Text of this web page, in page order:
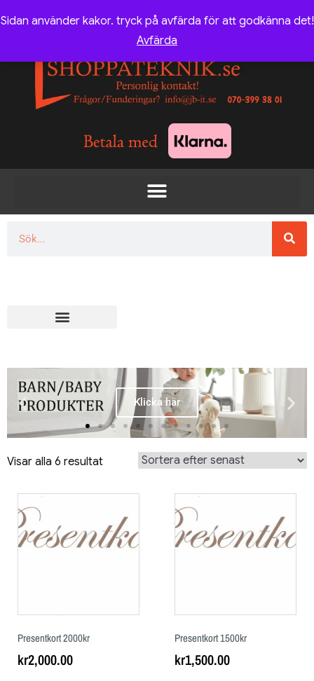
Sidan använder kakor. tryck på avfärda för att godkänna det!
Avfärda
Klicka här
Visar alla 6 resultat
Presentkort 2000kr
kr2,000.00
Presentkort 1500kr
kr1,500.00